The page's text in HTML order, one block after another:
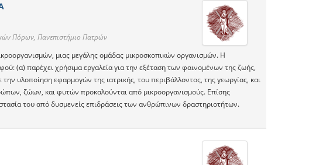
Πόρων, Πανεπιστήμιο Πατρών
μιας μεγάλης ομάδας μικροσκοπικών οργανισμών. Η
(α) παρέχει χρήσιμα εργαλεία για την εξέταση των φαινομένων της ζωής,
υλοποίηση εφαρμογών της ιατρικής, του περιβάλλοντος, της γεωργίας, και
ζώων, και φυτών προκαλούνται από μικροοργανισμούς. Επίσης
του από δυσμενείς επιδράσεις των ανθρώπινων δραστηριοτήτων.